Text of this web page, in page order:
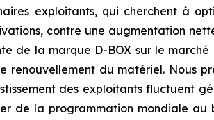
exploitants, qui cherchent à
contre une augmentation
de la marque D-BOX sur le marché
renouvellement du matériel. Nous
des exploitants fluctuent
de la programmation mondiale